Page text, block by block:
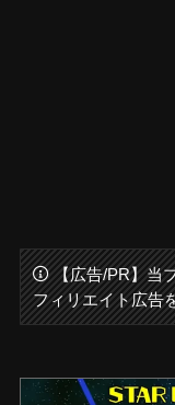
【広告/PR】当
フィリエイト広告